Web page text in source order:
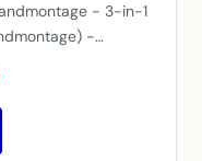
- 3-in-1
-…